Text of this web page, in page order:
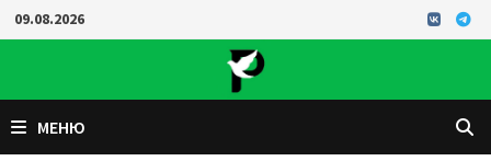
Перейти
к
09.08.2026
МЕНЮ